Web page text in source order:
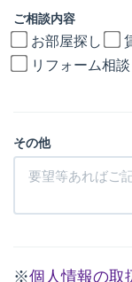
ご相談内容
お部屋探し
リフォーム相談
その他
※個人情報の取